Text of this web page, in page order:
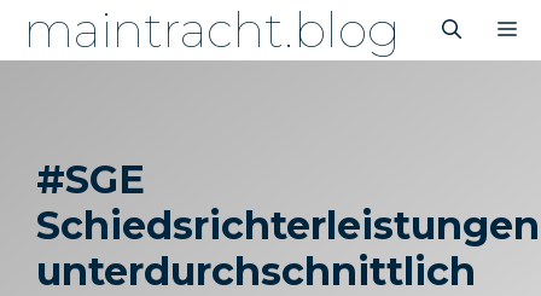
Inhaltmaintracht.blog
#SGE
Schiedsrichterleistungen
unterdurchschnittlich